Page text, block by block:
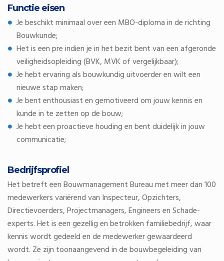
Functie eisen
Je beschikt minimaal over een MBO-diploma in de richting
Bouwkunde;
Het is een pre indien je in het bezit bent van een afgeronde
veiligheidsopleiding (BVK, MVK of vergelijkbaar);
Je hebt ervaring als bouwkundig uitvoerder en wilt een
nieuwe stap maken;
Je bent enthousiast en gemotiveerd om jouw kennis en
kunde in te zetten op de bouw;
Je hebt een proactieve houding en bent duidelijk in jouw
communicatie;
Bedrijfsprofiel
Het betreft een Bouwmanagement Bureau met meer dan 100
medewerkers variërend van Inspecteur, Opzichters,
Directievoerders, Projectmanagers, Engineers en Schade-
experts. Het is een gezellig en betrokken familiebedrijf, waar
kennis wordt gedeeld en de medewerker gewaardeerd
wordt. Ze zijn toonaangevend in de bouwbegeleiding van